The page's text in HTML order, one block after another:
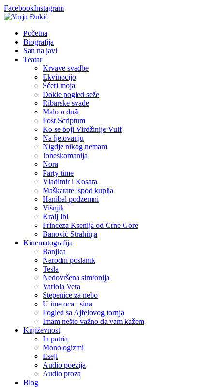
FacebookInstagram
Početna
Biografija
San na javi
Teatar
Krvave svadbe
Ekvinocijo
Šćeri moja
Dokle pogled seže
Ribarske svađe
Malo o duši
Post Scriptum
Ko se boji Virdžinije Vulf
Na ljetovanju
Nigdje nikog nemam
Joneskomanija
Nora
Party time
Vladimir i Kosara
Maškarate ispod kuplja
Hanibal podzemni
Višnjik
Kralj Ibi
Princeza Ksenija od Crne Gore
Banović Strahinja
Kinematografija
Banjica
Narodni poslanik
Tesla
Nedovršena simfonija
Variola Vera
Stepenice za nebo
U ime oca i sina
Pogled sa Ajfelovog tornja
Imam nešto važno da vam kažem
Književnost
In patria
Monologizmi
Eseji
Audio poezija
Audio proza
Blog